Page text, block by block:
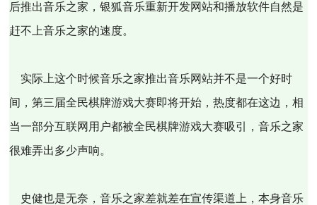
后推出音乐之家，银狐音乐重新开发网站和播放软件自然是
赶不上音乐之家的速度。
实际上这个时候音乐之家推出音乐网站并不是一个好时
间，第三届全民棋牌游戏大赛即将开始，热度都在这边，相
当一部分互联网用户都被全民棋牌游戏大赛吸引，音乐之家
很难弄出多少声响。
史健也是无奈，音乐之家差就差在宣传渠道上，本身音乐